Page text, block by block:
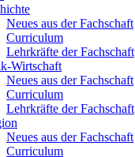
Neues aus der Fachschaft
Curriculum
Lehrkräfte der Fachschaft
Wirtschaft
Neues aus der Fachschaft
Curriculum
Lehrkräfte der Fachschaft
Neues aus der Fachschaft
Curriculum